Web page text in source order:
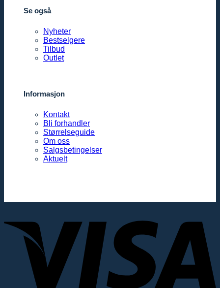
Se også
Nyheter
Bestselgere
Tilbud
Outlet
Informasjon
Kontakt
Bli forhandler
Størrelseguide
Om oss
Salgsbetingelser
Aktuelt